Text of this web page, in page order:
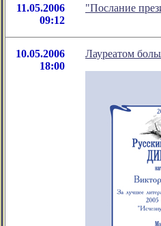
11.05.2006
09:12
"Послание
10.05.2006
18:00
Лауреатом